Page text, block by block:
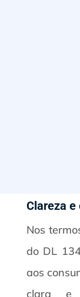
Clareza
Nos
do DL
aos
clara e